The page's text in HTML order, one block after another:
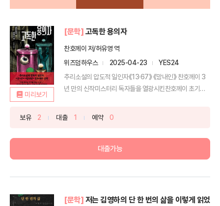
미리보기
[문학] 고독한 용의자
찬호께이 저/허유영 역
위즈덤하우스
2025-04-23
YES24
추리소설의 압도적 일인자《13·67》 《망내인》 찬호께이 3
년 만의 신작미스터리 독자들을 열광시킨찬호께이 초기작
보유 2 대출 1 예약 0
대출가능
[문학] 저는 김영하의 단 한 번의 삶을 이렇게 읽었